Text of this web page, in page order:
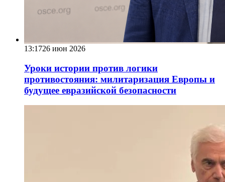
13:1726 июн 2026
Уроки истории против логики
противостояния: милитаризация Европы и
будущее евразийской безопасности